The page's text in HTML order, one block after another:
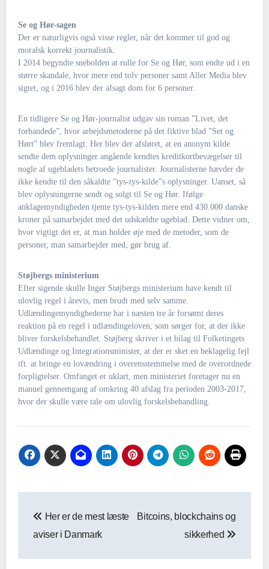
Se og Hør-sagen
Der er naturligvis også visse regler, når det kommer til god og
moralsk korrekt journalistik.
I 2014 begyndte snebolden at rulle for Se og Hør, som endte ud i en
større skandale, hvor mere end tolv personer samt Aller Media blev
sigtet, og i 2016 blev der afsagt dom for 6 personer.
En tidligere Se og Hør-journalist udgav sin roman ”Livet, det
forbandede”, hvor arbejdsmetoderne på det fiktive blad ”Set og
Hørt” blev fremlagt. Her blev der afsløret, at en anonym kilde
sendte dem oplysninger angående kendtes kreditkortbevægelser til
nogle af ugebladets betroede journalister. Journalisterne hævder de
ikke kendte til den såkaldte ”tys-tys-kilde”s oplysninger. Uanset, så
blev oplysningerne sendt og solgt til Se og Hør. Ifølge
anklagemyndigheden tjente tys-tys-kilden mere end 430.000 danske
kroner på samarbejdet med det udskældte ugeblad. Dette vidner om,
hvor vigtigt det er, at man holder øje med de metoder, som de
personer, man samarbejder med, gør brug af.
Støjbergs ministerium
Efter sigende skulle Inger Støjbergs ministerium have kendt til
ulovlig regel i årevis, men brudt med selv samme.
Udlændingemyndighederne har i næsten tre år forsømt deres
reaktion på en regel i udlændingeloven, som sørger for, at der ikke
bliver forskelsbehandlet. Støjberg skriver i et bilag til Folketingets
Udlændinge og Integrationsminister, at der er sket en beklagelig fejl
ift. at bringe en lovændring i overensstemmelse med de overordnede
forpligtelser. Omfanget er uklart, men ministeriet foretager nu en
manuel gennemgang af omkring 40 afslag fra perioden 2003-2017,
hvor der skulle være tale om ulovlig forskelsbehandling.
Her er de mest læste
aviser i Danmark
Bitcoins, blockchains og
sikkerhed